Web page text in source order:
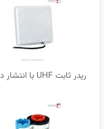
ریدر ثابت UHF با انتشار دایره ای